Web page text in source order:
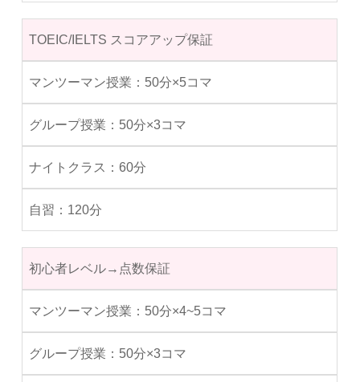
TOEIC/IELTS スコアアップ保証
50分×5コマ
50分×3コマ
60分
120分
初心者レベル→点数保証
50分×4~5コマ
50分×3コマ